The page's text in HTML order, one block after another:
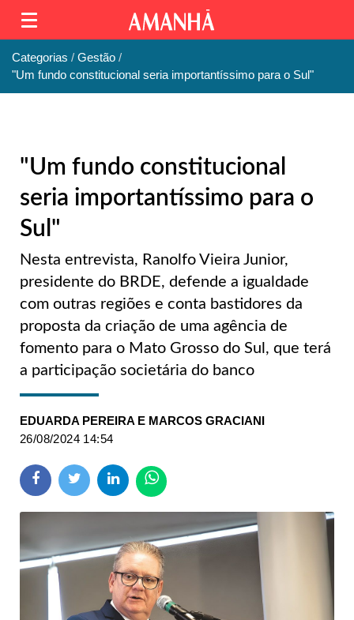
Categorias
Gestão
"Um fundo constitucional seria importantíssimo para o Sul"
"Um fundo constitucional
seria importantíssimo para o
Sul"
Nesta entrevista, Ranolfo Vieira Junior,
presidente do BRDE, defende a igualdade
com outras regiões e conta bastidores da
proposta da criação de uma agência de
fomento para o Mato Grosso do Sul, que terá
a participação societária do banco
EDUARDA PEREIRA E MARCOS GRACIANI
26/08/2024 14:54